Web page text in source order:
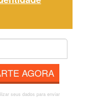
AGORA
seus dados para enviar